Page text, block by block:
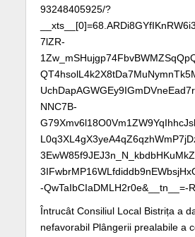
93248405925/?
7lZR-
NNC7B-
-QwTaIbCIaDMLH2r0e&__tn__=-R
Întrucât Consiliul Local Bistrița a
nefavorabil Plângerii prealabile a